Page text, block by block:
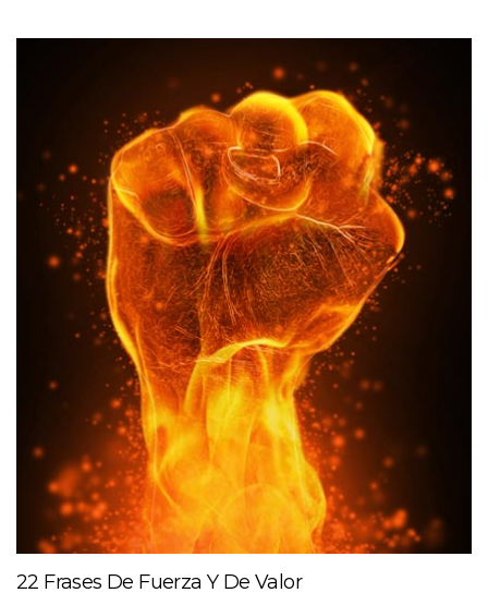
22 Frases De Fuerza Y De Valor